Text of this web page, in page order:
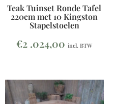
Teak Tuinset Ronde Tafel
220cm met 10 Kingston
Stapelstoelen
€2 .024,00 incl. BTW